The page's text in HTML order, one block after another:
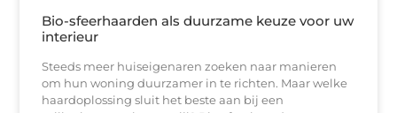
Bio-sfeerhaarden als duurzame keuze voor uw
interieur
Steeds meer huiseigenaren zoeken naar manieren
om hun woning duurzamer in te richten. Maar welke
haardoplossing sluit het beste aan bij een